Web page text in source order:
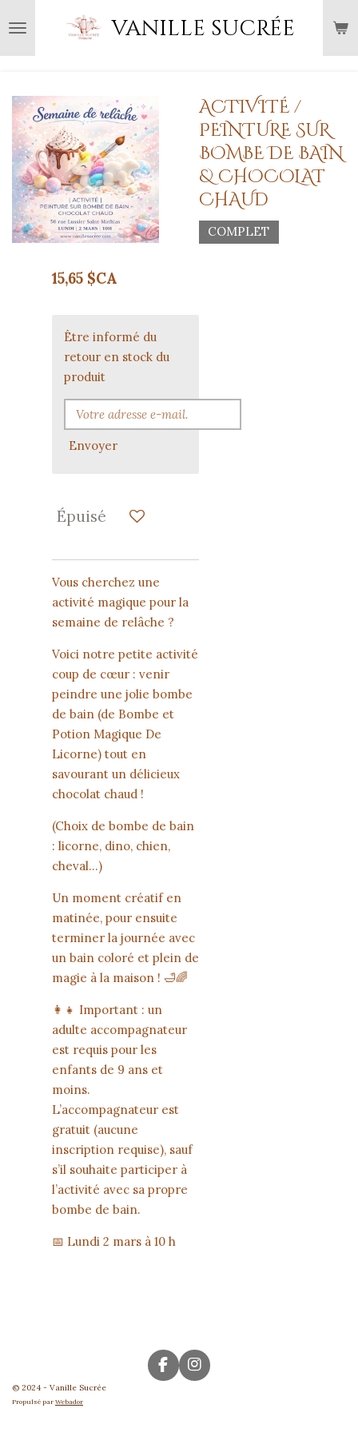
au
contenu
vanille sucrée
ACTIVITÉ /
PEINTURE SUR
BOMBE DE BAIN
& CHOCOLAT
CHAUD
COMPLET
15,65 $CA
Être informé du
retour en stock du
produit
Envoyer
Épuisé
Vous cherchez une
activité magique pour la
semaine de relâche ?
Voici notre petite activité
coup de cœur : venir
peindre une jolie bombe
de bain (de Bombe et
Potion Magique De
Licorne) tout en
savourant un délicieux
chocolat chaud !
(Choix de bombe de bain
: licorne, dino, chien,
cheval…)
Un moment créatif en
matinée, pour ensuite
terminer la journée avec
un bain coloré et plein de
magie à la maison ! 🛁🌈
👩‍👧 Important : un
adulte accompagnateur
est requis pour les
enfants de 9 ans et
moins.
L’accompagnateur est
gratuit (aucune
inscription requise), sauf
s’il souhaite participer à
l’activité avec sa propre
bombe de bain.
📅 Lundi 2 mars à 10 h
F
a
I
n
© 2024 - Vanille Sucrée
Propulsé par Webador